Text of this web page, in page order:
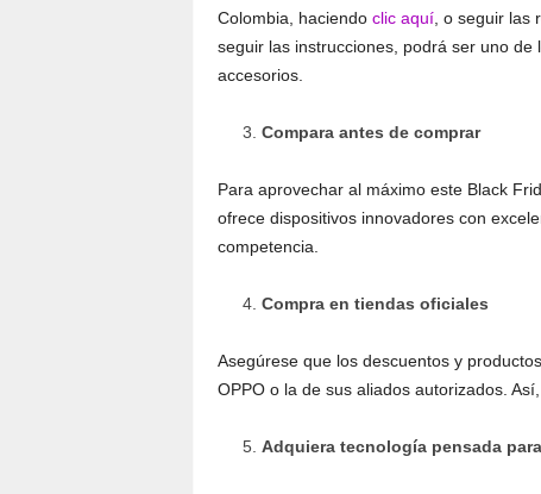
Colombia, haciendo clic aquí, o seguir las
seguir las instrucciones, podrá ser uno
accesorios.
Compara antes de comprar
Para aprovechar al máximo este Black
ofrece dispositivos innovadores con
competencia.
Compra en tiendas oficiales
Asegúrese que los descuentos y
OPPO o la de sus aliados autorizados.
Adquiera tecnología pensada